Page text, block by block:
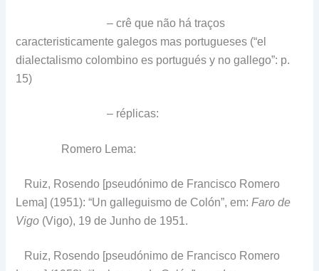
– crê que não há traços
caracteristicamente galegos mas portugueses (“el
dialectalismo colombino es portugués y no gallego”: p.
15)
– réplicas:
Romero Lema:
Ruiz, Rosendo [pseudónimo de Francisco Romero
Lema] (1951): “Un galleguismo de Colón”, em:Faro de
Vigo (Vigo), 19 de Junho de 1951.
Ruiz, Rosendo [pseudónimo de Francisco Romero